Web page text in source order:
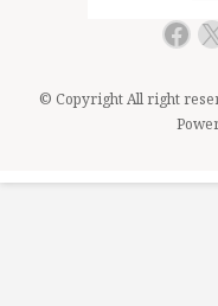
X
© Copyright All right